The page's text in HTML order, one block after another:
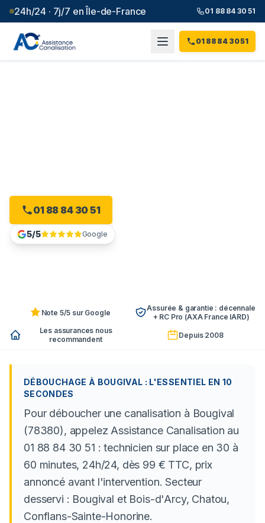
24h/24 · 7j/7 en Île-de-France 01 88 84 30 51
01 88 84 30 51
01 88 84 30 51
5/5 Google
Note 5/5 sur Google
Assurée & garantie : décennale
+ RC Pro (AXA France IARD)
Les assurances nous
recommandent
Depuis 2008
DÉBOUCHAGE À BOUGIVAL : L'ESSENTIEL EN 10
SECONDES
Pour déboucher une canalisation à Bougival
(78380), appelez Assistance Canalisation au
01 88 84 30 51 : technicien sur place en 30 à
60 minutes, 24h/24, dès 99 € TTC, prix
annoncé avant l'intervention. Secteur
desservi : Bougival et Bois-d'Arcy, Chatou,
Conflans-Sainte-Honorine.